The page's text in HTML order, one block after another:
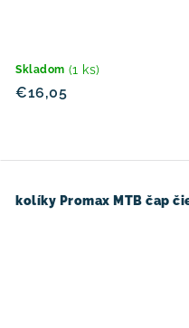
Skladom (1 ks)
€16,05
kolíky Promax MTB čap